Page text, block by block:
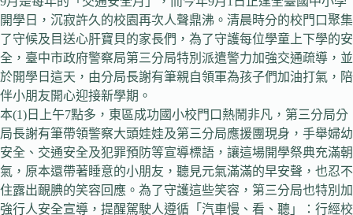
開學日，沉寂許久的校園再次人聲鼎沸。清晨時分的校門口聚集
了守候及目送心肝寶貝的家長們，為了守護每位學童上下學的安
全，臺中市政府警察局第三分局特別派遣警力加強交通疏導，並
於開學日這天，由分局長謝有筆親自領軍為孩子們加油打氣，陪
伴小朋友開心迎接新學期。
本(1)日上午7點多，東區成功國小校門口熱鬧非凡，第三分局分
局長謝有筆帶領警察大頭娃娃及第三分局應援團現身，手舉婦幼
安全、交通安全及犯罪預防等宣導標語，讓這場開學祭典充滿朝
氣，原本還帶著睡意的小朋友，聽見元氣滿滿的早安聲，也忍不
住露出靦腆的笑容回應。為了守護這些笑容，第三分局也特別加
強行人安全宣導，提醒駕駛人遵循「汽車慢、看、聽」：行經校